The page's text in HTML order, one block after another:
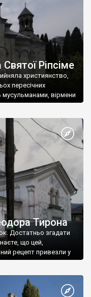
Ріпсіме
християнство,
пересічних
мусульманами, вірмени
Тирона
Достатньо згадати
що цей,
рецепт привезли у